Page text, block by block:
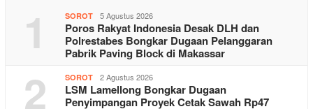
1 SOROT 5 Agustus 2026
Poros Rakyat Indonesia Desak DLH dan
Polrestabes Bongkar Dugaan Pelanggaran
Pabrik Paving Block di Makassar
2 SOROT 2 Agustus 2026
LSM Lamellong Bongkar Dugaan
Penyimpangan Proyek Cetak Sawah Rp47